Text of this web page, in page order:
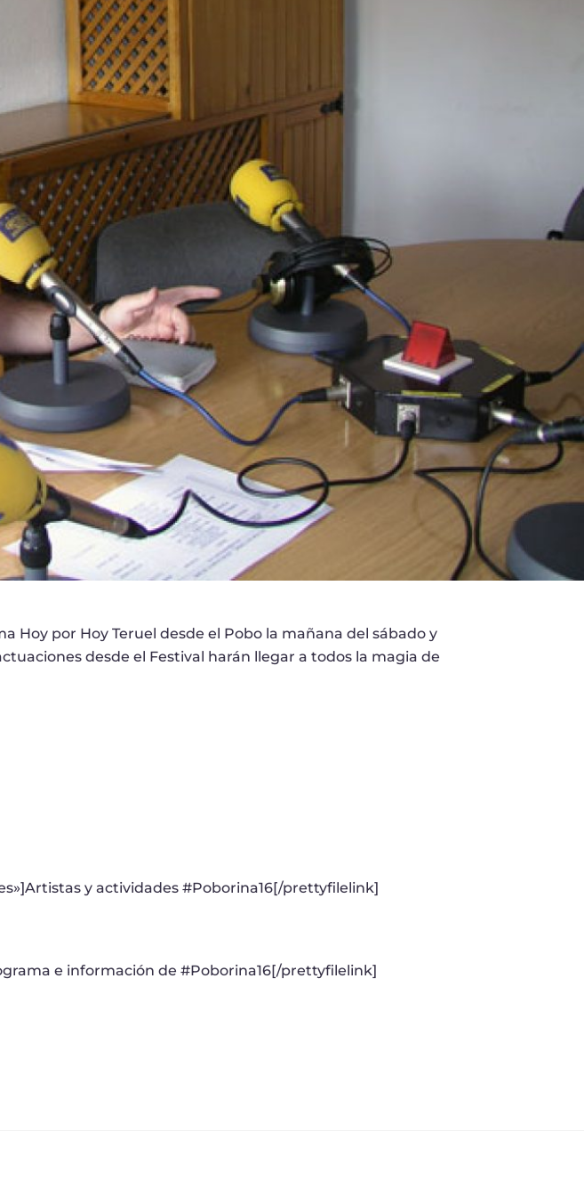
Hoy por Hoy Teruel desde el Pobo la mañana del sábado y
desde el Festival harán llegar a todos la magia de
y actividades #Poborina16[/prettyfilelink]
e información de #Poborina16[/prettyfilelink]